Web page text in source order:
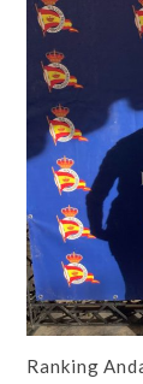
Ranking